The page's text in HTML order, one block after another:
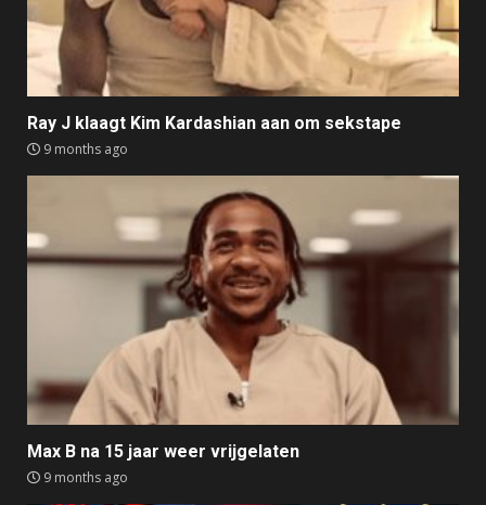
Ray J klaagt Kim Kardashian aan om sekstape
9 months ago
Max B na 15 jaar weer vrijgelaten
9 months ago